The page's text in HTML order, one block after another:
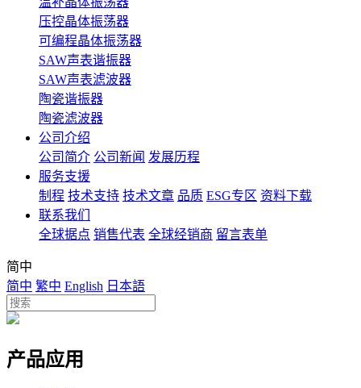
压控晶体振荡器
可编程晶体振荡器
SAW声表谐振器
SAW声表滤波器
陶瓷谐振器
陶瓷滤波器
公司介绍
公司简介 公司新闻 发展历程
服务支援
制程 技术支持 技术文章 品质 ESG专区 资料下载
联系我们
全球据点 销售代表 全球经销商 留言表单
简中
简中 繁中 English 日本語
产品应用